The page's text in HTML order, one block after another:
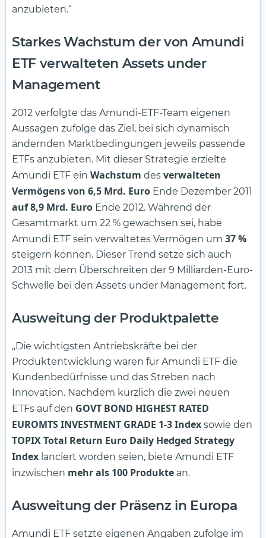
anzubieten.“
Starkes Wachstum der von Amundi
ETF verwalteten Assets under
Management
2012 verfolgte das Amundi-ETF-Team eigenen
Aussagen zufolge das Ziel, bei sich dynamisch
ändernden Marktbedingungen jeweils passende
ETFs anzubieten. Mit dieser Strategie erzielte
Amundi ETF ein Wachstum des verwalteten
Vermögens von 6,5 Mrd. Euro Ende Dezember 2011
auf 8,9 Mrd. Euro Ende 2012. Während der
Gesamtmarkt um 22 % gewachsen sei, habe
Amundi ETF sein verwaltetes Vermögen um 37 %
steigern können. Dieser Trend setze sich auch
2013 mit dem Überschreiten der 9 Milliarden-Euro-
Schwelle bei den Assets under Management fort.
Ausweitung der Produktpalette
„Die wichtigsten Antriebskräfte bei der
Produktentwicklung waren für Amundi ETF die
Kundenbedürfnisse und das Streben nach
Innovation. Nachdem kürzlich die zwei neuen
ETFs auf den GOVT BOND HIGHEST RATED
EUROMTS INVESTMENT GRADE 1-3 Index sowie den
TOPIX Total Return Euro Daily Hedged Strategy
Index lanciert worden seien, biete Amundi ETF
inzwischen mehr als 100 Produkte an.
Ausweitung der Präsenz in Europa
Amundi ETF setzte eigenen Angaben zufolge im